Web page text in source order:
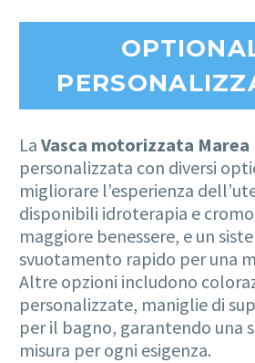
La Vasca motorizzata Marea
personalizzata con diversi
migliorare l’esperienza
disponibili idroterapia e
maggiore benessere, e un
svuotamento rapido per una
Altre opzioni includono
personalizzate, maniglie di
per il bagno, garantendo una
misura per ogni esigenza.